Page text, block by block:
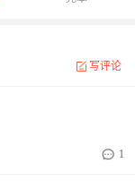
写评论
1